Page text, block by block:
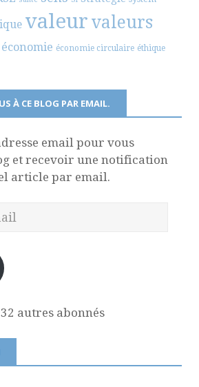
valeur valeurs
économie économie circulaire éthique
À CE BLOG PAR EMAIL.
email pour vous
et recevoir une notification
article par email.
autres abonnés